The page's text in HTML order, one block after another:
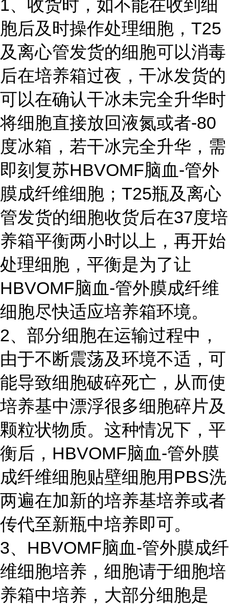
1、收货时，如不能在收到细
胞后及时操作处理细胞，T25
及离心管发货的细胞可以消毒
后在培养箱过夜，干冰发货的
可以在确认干冰未完全升华时
将细胞直接放回液氮或者-80
度冰箱，若干冰完全升华，需
即刻复苏HBVOMF脑血-管外
膜成纤维细胞；T25瓶及离心
管发货的细胞收货后在37度培
养箱平衡两小时以上，再开始
处理细胞，平衡是为了让
HBVOMF脑血-管外膜成纤维
细胞尽快适应培养箱环境。
2、部分细胞在运输过程中，
由于不断震荡及环境不适，可
能导致细胞破碎死亡，从而使
培养基中漂浮很多细胞碎片及
颗粒状物质。这种情况下，平
衡后，HBVOMF脑血-管外膜
成纤维细胞贴壁细胞用PBS洗
两遍在加新的培养基培养或者
传代至新瓶中培养即可。
3、HBVOMF脑血-管外膜成纤
维细胞培养，细胞请于细胞培
养箱中培养，大部分细胞是